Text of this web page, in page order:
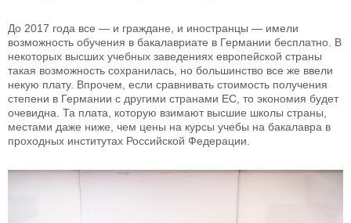
До 2017 года все — и граждане, и иностранцы — имели
возможность обучения в бакалавриате в Германии бесплатно. В
некоторых высших учебных заведениях европейской страны
такая возможность сохранилась, но большинство все же ввели
некую плату. Впрочем, если сравнивать стоимость получения
степени в Германии с другими странами ЕС, то экономия будет
очевидна. Та плата, которую взимают высшие школы страны,
местами даже ниже, чем цены на курсы учебы на бакалавра в
проходных институтах Российской Федерации.